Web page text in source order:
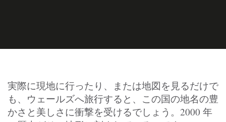
実際に現地に行ったり、または地図を見るだけで
も、ウェールズへ旅行すると、この国の地名の豊
かさと美しさに衝撃を受けるでしょう。2000 年